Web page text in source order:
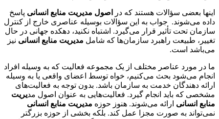
اینها بعضی سؤالات هستند که در اصول مدیریت منابع انسانی پاسخ
داده می‌شوند. جواب به این سؤالات بوسیله عناصری خارج از کنترل
سازمان تحت تأثیر قرار می‌گیرد. اشتباه نکنید، دهکده جهانی در حال
تغییر، طبیعت راهبرد سازمان‌ها که شامل مدیریت منابع انسانی نیز
می‌باشد است.
ما در مورد عناصر مختلف از یک مجموعه فعالیت که به وسیله افراد
انجام می‌شود بحث می‌کنیم، خواه توسط اعضای واقعی یا به وسیله
ارائه دهندگان خدمت به سازمان باشد. بدون توجه به فعالیت‌های
مشخصی که باید انجام گیرد. فعالیت‌هایی به عنوان اصول مدیریت
منابع انسانی ارائه می‌شوند. هنوز حوزه مدیریت منابع انسانی
نمی‌تواند به صورت مجزا عمل کند. بلکه بخشی از حوزه بزرگتر